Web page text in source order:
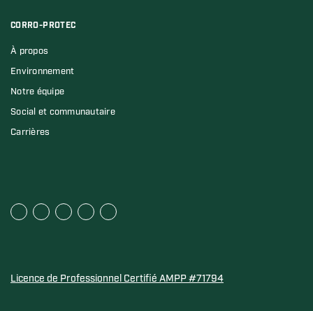
CORRO-PROTEC
À propos
Environnement
Notre équipe
Social et communautaire
Carrières
Licence de Professionnel Certifié AMPP #71794